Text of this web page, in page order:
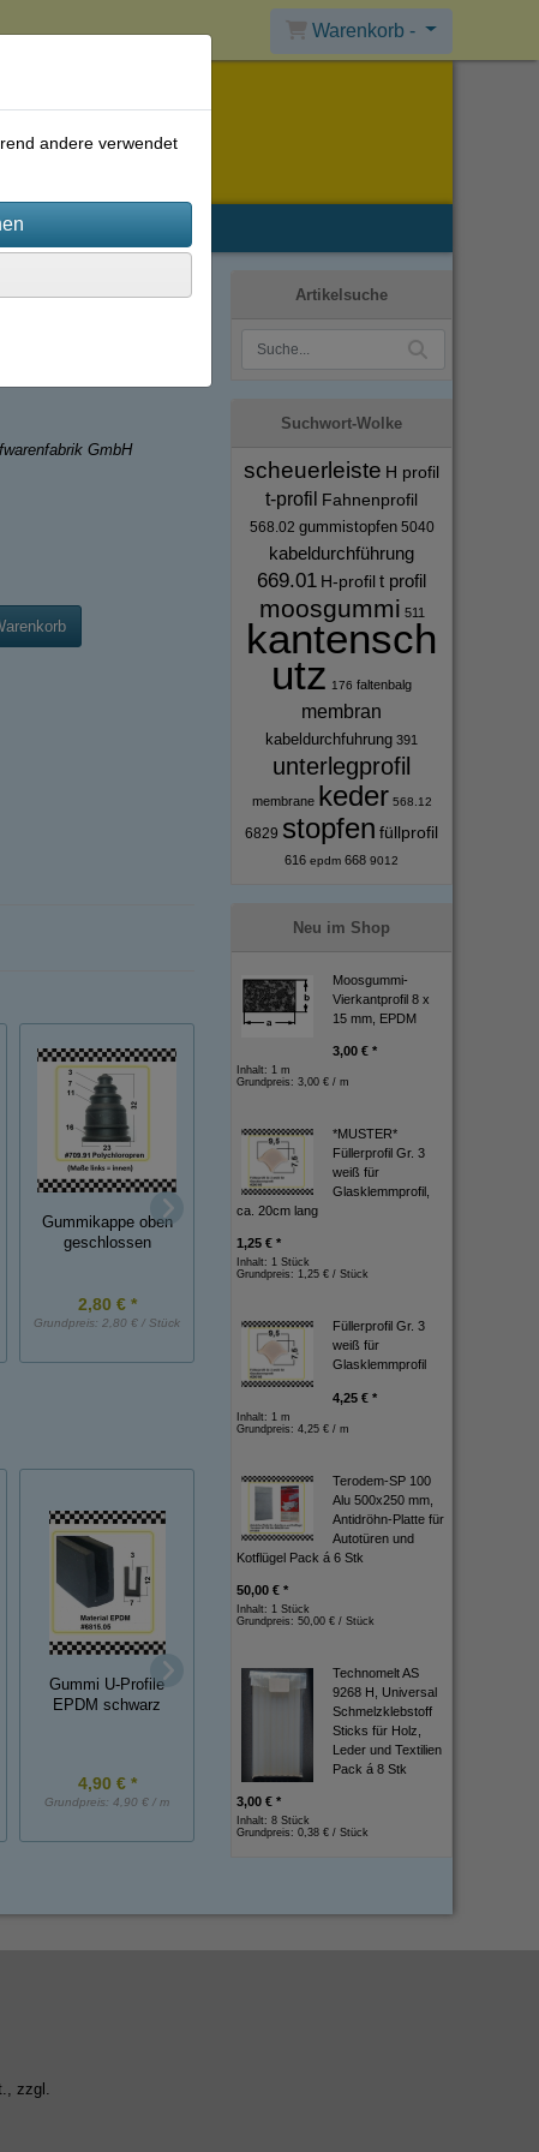
Warenkorb -
GmbH
Gummikappe oben
geschlossen
2,80 € *
Grundpreis: 2,80 € / Stück
Gummikappe aus
TPE für Kabel
Grundpreis:2,30 € / Stück Grundpreis:
Gummi U-Profile
EPDM schwarz
4,90 € *
Grundpreis: 4,90 € / m
*MUSTER* Gummi U-
Profile EPDM
schwarz ca. 20 cm
1,75 € *
Grundpreis:
Rundschnur 6
Artikelsuche
Suchwort-Wolke
scheuerleiste H profil
t-profil Fahnenprofil
568.02 gummistopfen 5040
kabeldurchführung
669.01 H-profil t profil
moosgummi 511
kantensch
utz 176 faltenbalg
membran
kabeldurchfuhrung 391
unterlegprofil
membrane keder 568.12
6829 stopfen füllprofil
616 epdm 668 9012
Neu im Shop
Moosgummi-
Vierkantprofil 8 x
15 mm, EPDM
3,00 € *
Inhalt: 1 m
Grundpreis: 3,00 € / m
*MUSTER*
Füllerprofil Gr. 3
weiß für
Glasklemmprofil,
ca. 20cm lang
1,25 € *
Inhalt: 1 Stück
Grundpreis: 1,25 € / Stück
Füllerprofil Gr. 3
weiß für
Glasklemmprofil
4,25 € *
Inhalt: 1 m
Grundpreis: 4,25 € / m
Terodem-SP 100
Alu 500x250 mm,
Antidröhn-Platte für
Autotüren und
Kotflügel Pack á 6 Stk
50,00 € *
Inhalt: 1 Stück
Grundpreis: 50,00 € / Stück
Technomelt AS
9268 H, Universal
Schmelzklebstoff
Sticks für Holz,
Leder und Textilien
Pack á 8 Stk
3,00 € *
Inhalt: 8 Stück
Grundpreis: 0,38 € / Stück
zzgl.
andere verwendet